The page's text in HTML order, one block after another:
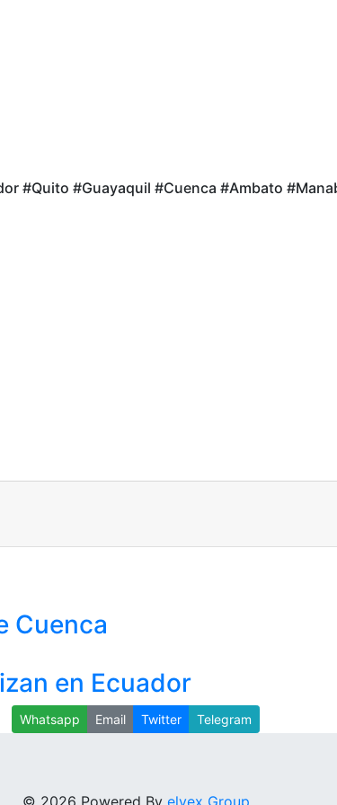
#Quito #Guayaquil #Cuenca #Ambato
Cuenca
en Ecuador
Whatsapp Email Twitter Telegram
© 2026 Powered By elyex Group